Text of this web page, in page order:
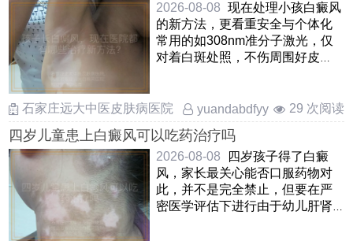
2026-08-08 现在处理小孩白癜风
的新方法，更看重安全与个体化
常用的如308nm准分子激光，仅
对着白斑处照，不伤周围好皮
石家庄远大中医皮肤病医院
yuandabdfyy 29 次阅读
四岁儿童患上白癜风可以吃药治疗吗
2026-08-08
四岁孩子得了白癜
风，家长最关心能否口服药物对
此，并不是完全禁止，但要在严
密医学评估下进行由于幼儿肝肾